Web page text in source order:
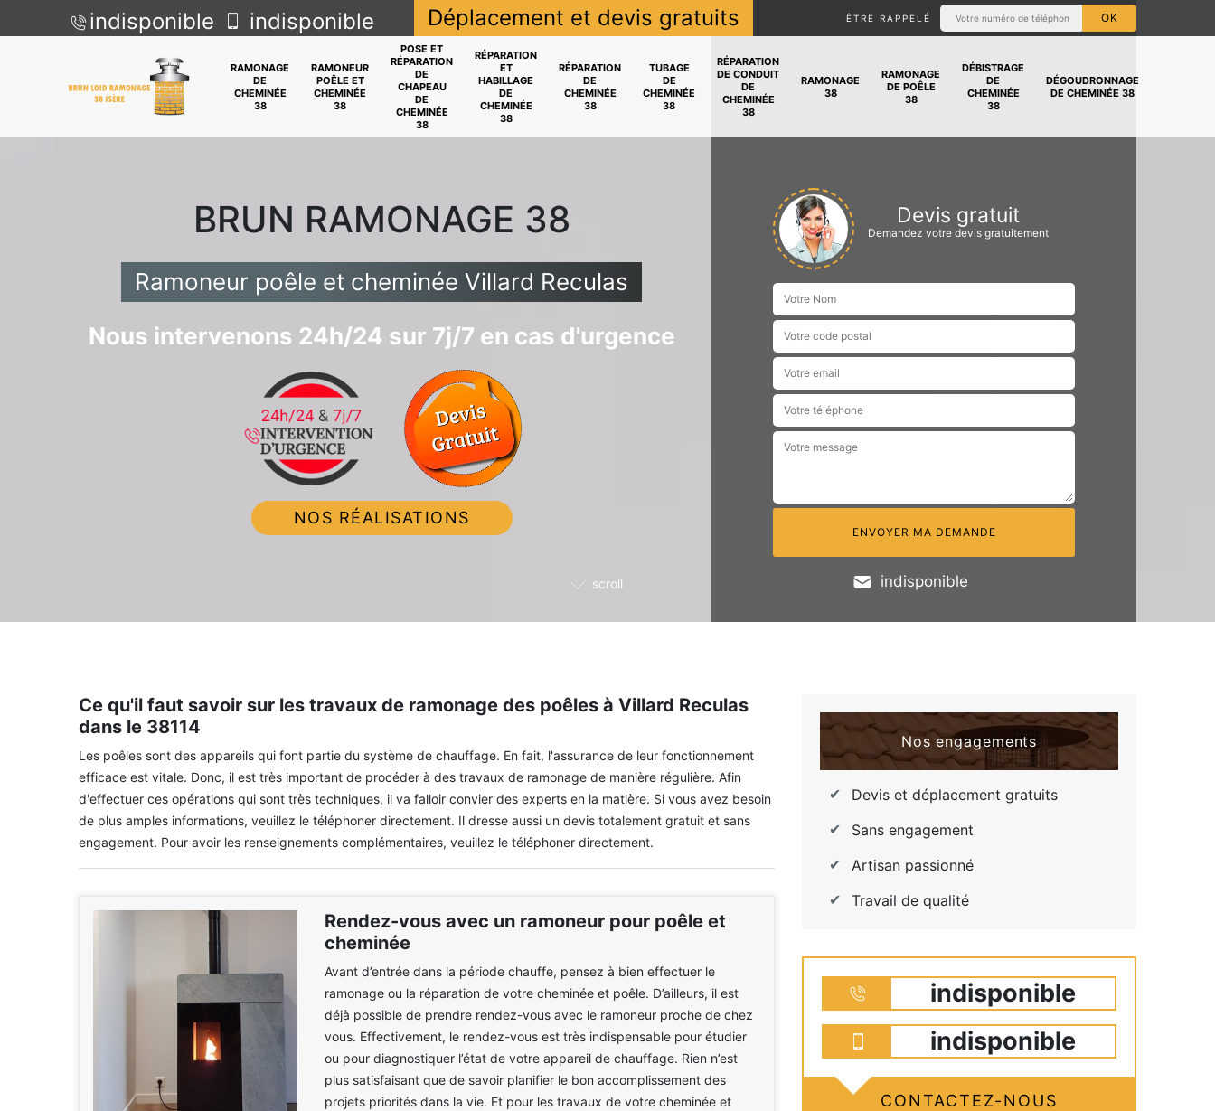
indisponible indisponible Déplacement et devis gratuits ÊTRE RAPPELÉ
RAMONAGE
DE
CHEMINÉE
38
RAMONEUR
POÊLE ET
CHEMINÉE
38
POSE ET
RÉPARATION
DE
CHAPEAU
DE
CHEMINÉE
38
RÉPARATION
ET
HABILLAGE
DE
CHEMINÉE
38
RÉPARATION
DE
CHEMINÉE
38
TUBAGE
DE
CHEMINÉE
38
RÉPARATION
DE CONDUIT
DE
CHEMINÉE
38
RAMONAGE
38
RAMONAGE
DE POÊLE
38
DÉBISTRAGE
DE
CHEMINÉE
38
DÉGOUDRONNAGE
DE CHEMINÉE 38
scroll
BRUN RAMONAGE 38
Ramoneur poêle et cheminée Villard Reculas
Nous intervenons 24h/24 sur 7j/7 en cas d'urgence
NOS RÉALISATIONS
Devis gratuit
Demandez votre devis gratuitement
indisponible
Ce qu'il faut savoir sur les travaux de ramonage des poêles à Villard Reculas
dans le 38114
Les poêles sont des appareils qui font partie du système de chauffage. En fait, l'assurance de leur fonctionnement
efficace est vitale. Donc, il est très important de procéder à des travaux de ramonage de manière régulière. Afin
d'effectuer ces opérations qui sont très techniques, il va falloir convier des experts en la matière. Si vous avez besoin
de plus amples informations, veuillez le téléphoner directement. Il dresse aussi un devis totalement gratuit et sans
engagement. Pour avoir les renseignements complémentaires, veuillez le téléphoner directement.
Rendez-vous avec un ramoneur pour poêle et
cheminée
Avant d’entrée dans la période chauffe, pensez à bien effectuer le
ramonage ou la réparation de votre cheminée et poêle. D’ailleurs, il est
déjà possible de prendre rendez-vous avec le ramoneur proche de chez
vous. Effectivement, le rendez-vous est très indispensable pour étudier
ou pour diagnostiquer l’état de votre appareil de chauffage. Rien n’est
plus satisfaisant que de savoir planifier le bon accomplissement des
projets priorités dans la vie. Et pour les travaux de votre cheminée et
Nos engagements
Devis et déplacement gratuits
Sans engagement
Artisan passionné
Travail de qualité
indisponible
indisponible
CONTACTEZ-NOUS